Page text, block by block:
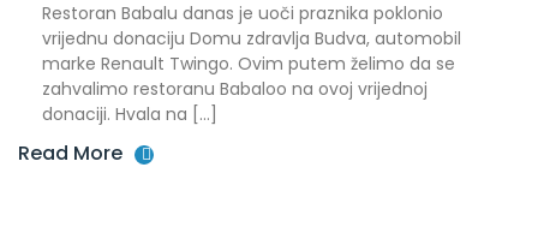
Restoran Babalu danas je uoči praznika poklonio
vrijednu donaciju Domu zdravlja Budva, automobil
marke Renault Twingo. Ovim putem želimo da se
zahvalimo restoranu Babaloo na ovoj vrijednoj
donaciji. Hvala na […]
Read More